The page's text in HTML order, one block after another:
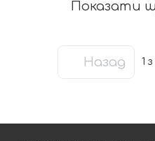
Показати
Назад 1 з